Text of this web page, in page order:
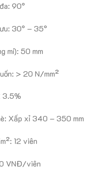
90°
30° – 35°
mí): 50 mm
> 20 N/mm²
3.5%
Xấp xỉ 340 – 350 mm
12 viên
VNĐ/viên